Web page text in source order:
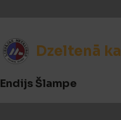
Dzeltenā
Endijs Šlampe